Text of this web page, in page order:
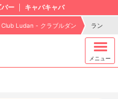
ー キャバキャバ
Club Ludan - クラブルダン ラン
メニュー